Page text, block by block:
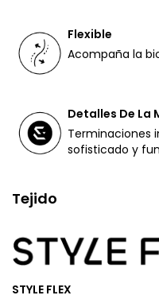
Flexible
Acompaña la
Detalles De La
Terminaciones
sofisticado y
Tejido
STYLE FLEX